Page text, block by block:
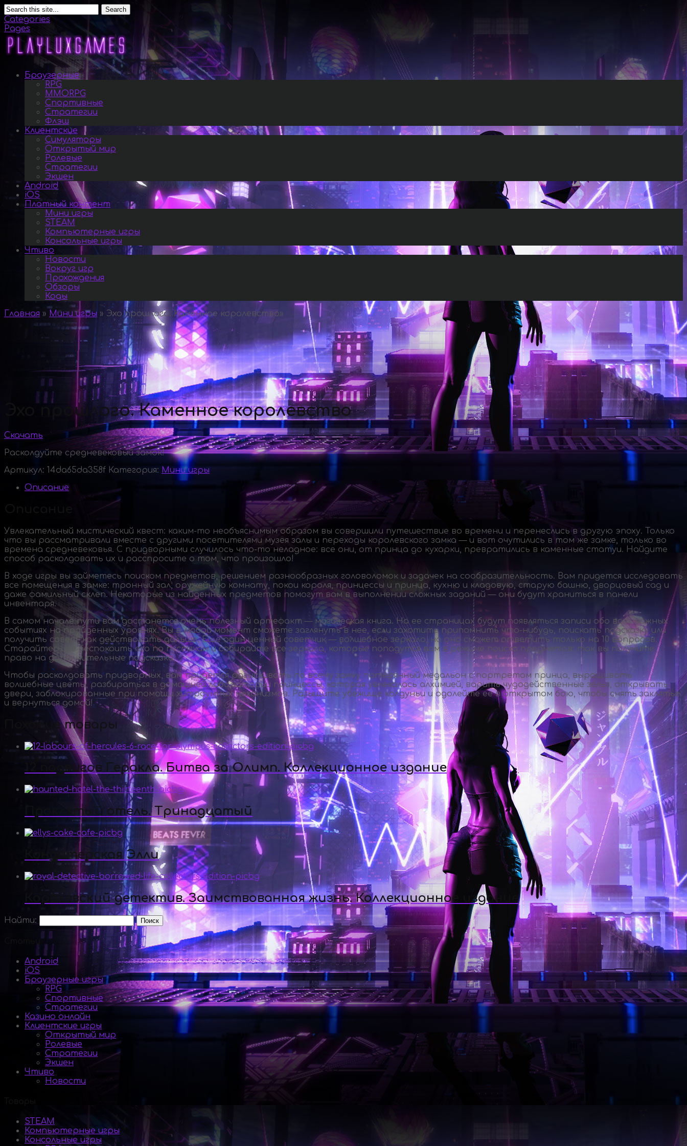
Search
Categories
Pages
Браузерные
RPG
MMORPG
Спортивные
Стратегии
Флэш
Клиентские
Симуляторы
Открытый мир
Ролевые
Стратегии
Экшен
Android
iOS
Платный контент
Мини игры
STEAM
Компьютерные игры
Консольные игры
Чтиво
Новости
Вокруг игр
Прохождения
Обзоры
Коды
Главная » Мини игры » Эхо прошлого. Каменное королевство»
Эхо прошлого. Каменное королевство
Скачать
Расколдуйте средневековый замок!
Артикул: 14da65da358f Категория: Мини игры
Описание
Увлекательный мистический квест: каким-то необъяснимым образом вы совершили путешествие во времени и перенеслись в другую эпоху. Только
что вы рассматривали вместе с другими посетителями музея залы и переходы королевского замка — и вот очутились в том же замке, только во
времена средневековья. С придворными случилось что-то неладное: все они, от принца до кухарки, превратились в каменные статуи. Найдите
способ расколдовать их и расспросите о том, что произошло!
В ходе игры вы займетесь поиском предметов, решением разнообразных головоломок и задачек на сообразительность. Вам придется исследовать
все помещения в замке: тронный зал, оружейную комнату, покои короля, принцессы и принца, кухню и кладовую, старую башню, дворцовый сад и
даже фамильный склеп. Некоторые из найденных предметов помогут вам в выполнении сложных заданий — они будут храниться в панели
инвентаря.
В самом начале пути вам достанется очень полезный артефакт — магическая книга. На ее страницах будут появляться записи обо всех важных
событиях на пройденных уровнях. Вы в любой момент сможете заглянуть в нее, если захотите припомнить что-нибудь, поискать подсказку или
получить совет, как действовать дальше. Еще один ценный советчик — волшебное зеркало, но оно сможет ответить только на 10 вопросов.
Старайтесь не беспокоить его по пустякам и собирайте все зеркала, которые попадутся вам в режиме поиска предметов: так вы получите
право на дополнительные подсказки.
Чтобы расколдовать придворных, вам придется разыскивать по всему замку потерянный медальон с портретом принца, выращивать
волшебные цветы, разбираться в домашней лаборатории принцессы, которая увлекалась алхимией, варить чудодейственные зелья, открывать
двери, заблокированные при помощи хитроумных механизмов. Разыщите убежище колдуньи и одолейте ее в открытом бою, чтобы снять заклятье
и вернуться домой!
Похожие товары
12 подвигов Геракла. Битва за Олимп. Коллекционное издание
Проклятый отель. Тринадцатый
Кондитерская Элли
Королевский детектив. Заимствованная жизнь. Коллекционное издание
Найти:
Android
iOS
Браузерные игры
RPG
Спортивные
Стратегии
Казино онлайн
Клиентские игры
Открытый мир
Ролевые
Стратегии
Экшен
Чтиво
Новости
STEAM
Компьютерные игры
Консольные игры